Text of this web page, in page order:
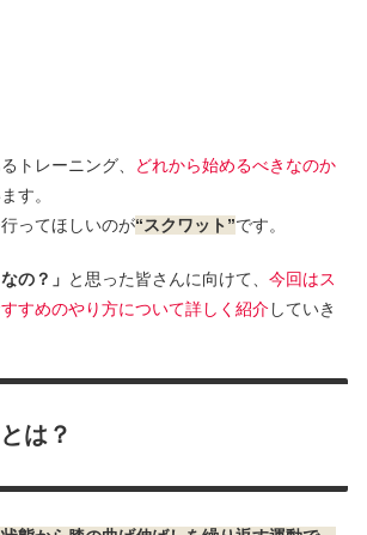
トレーニング、
どれから始めるべきなのか
す。
ってほしいのが“スクワット”です。
の？」 と思った皆さんに向けて、 今回はス
すめのやり方について詳しく紹介していき
は？